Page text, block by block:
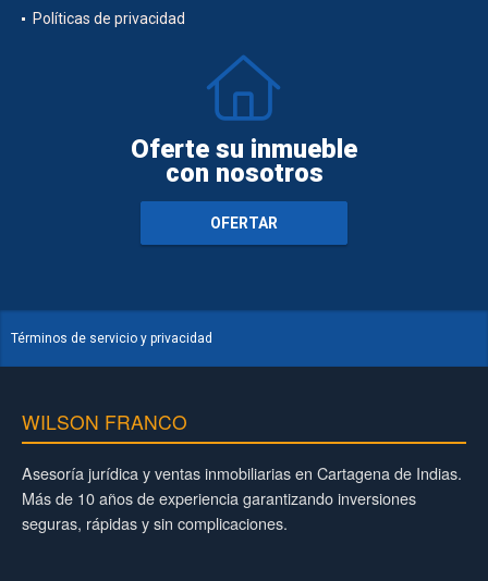
Políticas de privacidad
Oferte su inmueble
con nosotros
OFERTAR
Términos de servicio y privacidad
WILSON FRANCO
Asesoría jurídica y ventas inmobiliarias en Cartagena de Indias.
Más de 10 años de experiencia garantizando inversiones
seguras, rápidas y sin complicaciones.